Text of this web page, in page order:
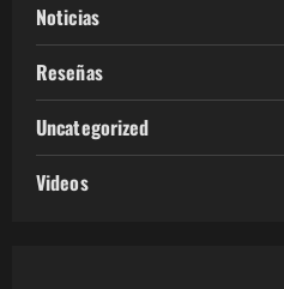
Noticias
Reseñas
Uncategorized
Videos